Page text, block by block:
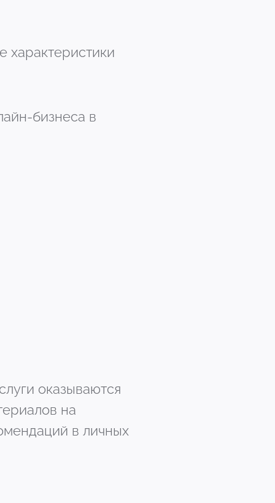
характеристики
бизнеса в
оказываются
на
в личных